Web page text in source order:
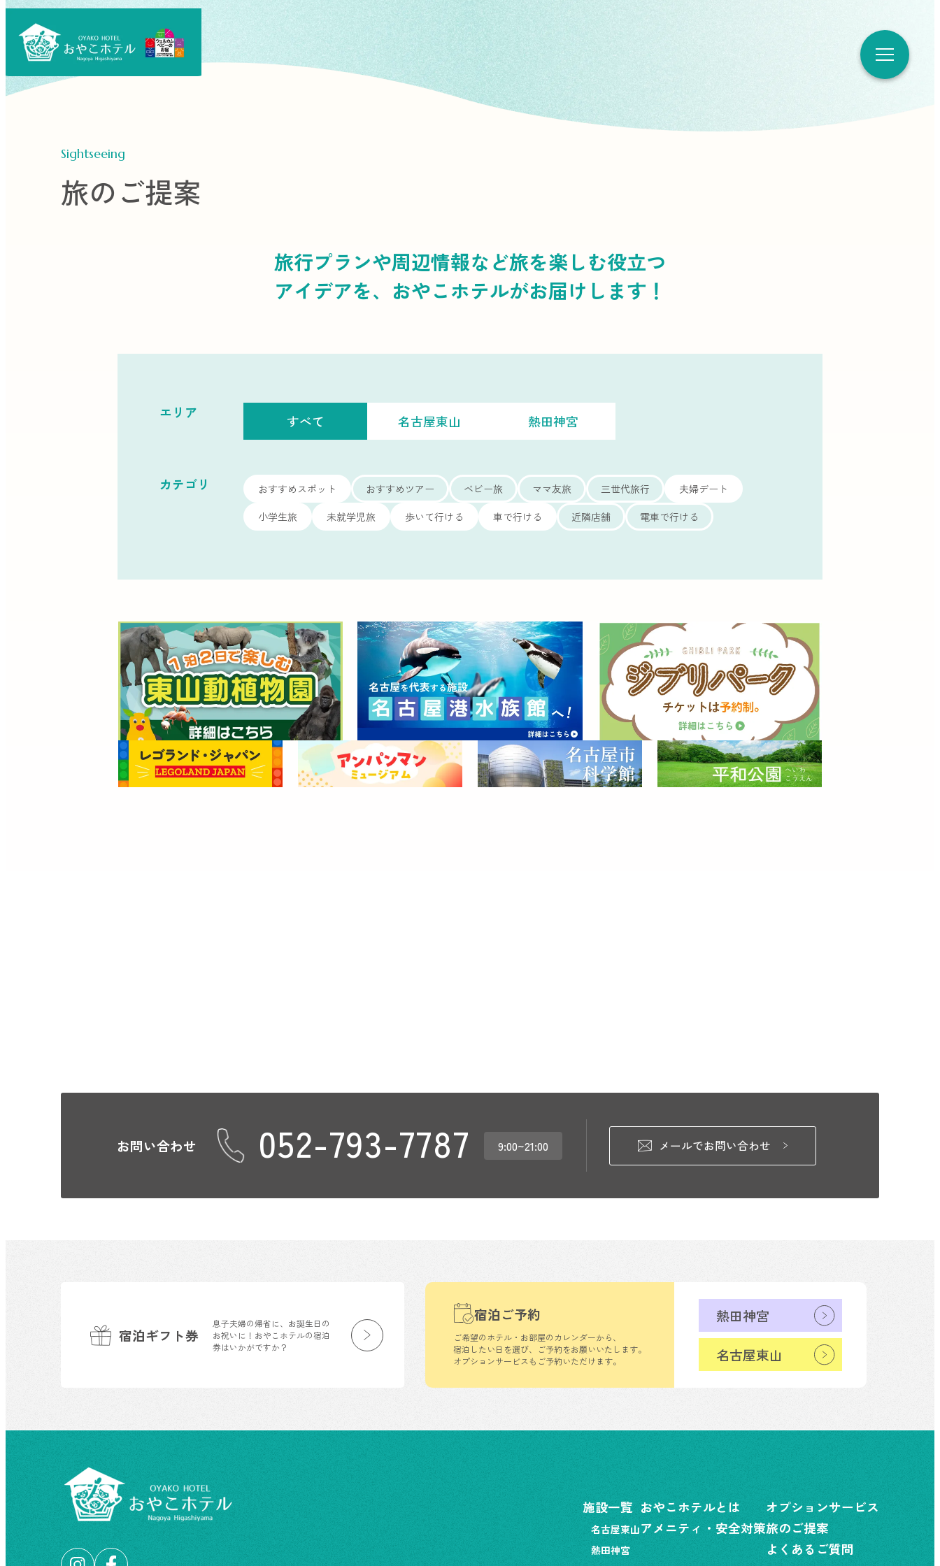
Sightseeing
旅のご提案
旅行プランや周辺情報など旅を楽しむ役立つ
アイデアを、 おやこホテルがお届けします！
エリア
すべて 名古屋東山 熱田神宮
カテゴリ おすすめスポット おすすめツアー ベビー旅 ママ友旅 三世代旅行
夫婦デート
小学生旅
未就学児旅 歩いて行ける 車で行ける 近隣店舗 電車で行ける
お問い合わせ 052-793-7787 9:00~21:00 メールでお問い合わせ
宿泊ギフト券
息子夫婦の帰省に、お誕生日の
お祝いに！おやこホテルの宿泊
券はいかがですか？
宿泊ご予約
ご希望のホテル・お部屋のカレンダーから、
宿泊したい日を選び、ご予約をお願いいたします。
オプションサービスもご予約いただけます。
熱田神宮
名古屋東山
施設一覧
名古屋東山
熱田神宮
おやこホテルとは
アメニティ・安全対策
オプションサービス
旅のご提案
よくあるご質問